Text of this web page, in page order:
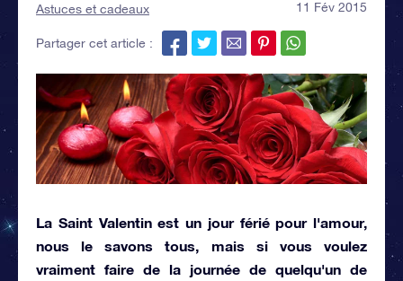
Astuces et cadeaux 11 Fév 2015
Partager cet article :
La Saint Valentin est un jour férié pour l'amour,
nous le savons tous, mais si vous voulez
vraiment faire de la journée de quelqu'un de